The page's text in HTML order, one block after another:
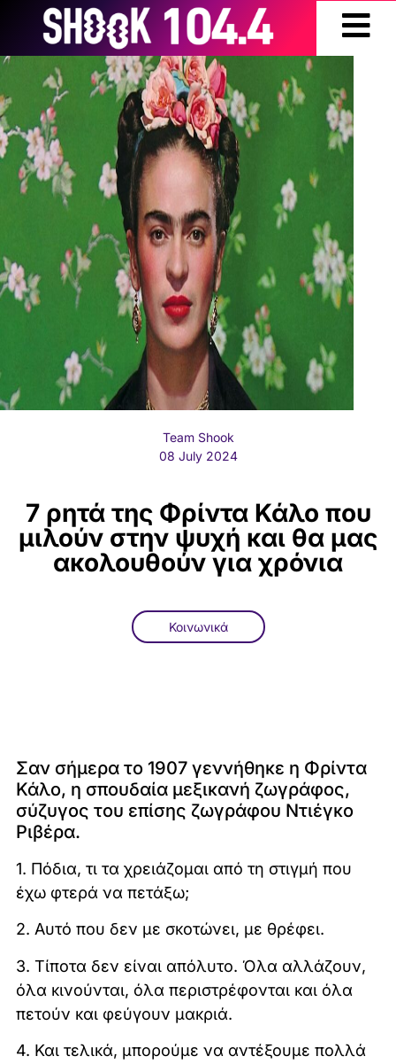
Team Shook
08 July 2024
7 ρητά της Φρίντα Κάλο που
μιλούν στην ψυχή και θα μας
ακολουθούν για χρόνια
Κοινωνικά
Σαν σήμερα το 1907 γεννήθηκε η Φρίντα
Κάλο, η σπουδαία μεξικανή ζωγράφος,
σύζυγος του επίσης ζωγράφου Ντιέγκο
Ριβέρα.
1. Πόδια, τι τα χρειάζομαι από τη στιγμή που
έχω φτερά να πετάξω;
2. Αυτό που δεν με σκοτώνει, με θρέφει.
3. Τίποτα δεν είναι απόλυτο. Όλα αλλάζουν,
όλα κινούνται, όλα περιστρέφονται και όλα
πετούν και φεύγουν μακριά.
4. Και τελικά, μπορούμε να αντέξουμε πολλά